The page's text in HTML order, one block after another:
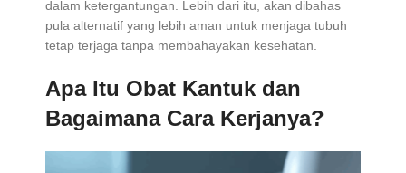
dalam ketergantungan. Lebih dari itu, akan dibahas
pula alternatif yang lebih aman untuk menjaga tubuh
tetap terjaga tanpa membahayakan kesehatan.
Apa Itu Obat Kantuk dan
Bagaimana Cara Kerjanya?